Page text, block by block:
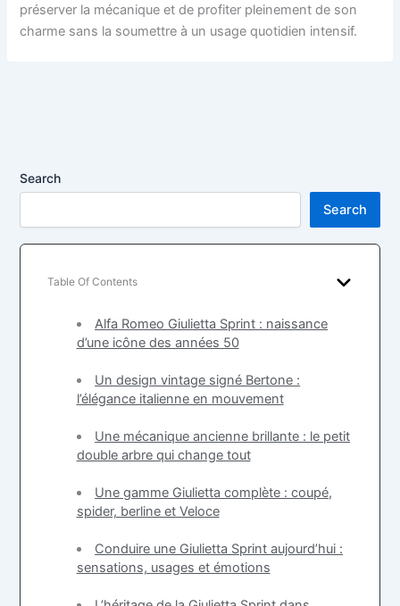
préserver la mécanique et de profiter pleinement de son
charme sans la soumettre à un usage quotidien intensif.
Search
Search
Table Of Contents
Alfa Romeo Giulietta Sprint : naissance
d’une icône des années 50
Un design vintage signé Bertone :
l’élégance italienne en mouvement
Une mécanique ancienne brillante : le petit
double arbre qui change tout
Une gamme Giulietta complète : coupé,
spider, berline et Veloce
Conduire une Giulietta Sprint aujourd’hui :
sensations, usages et émotions